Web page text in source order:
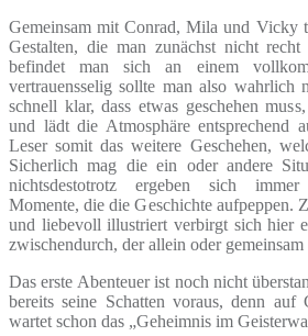
Gemeinsam mit Conrad, Mila und Vicky
Gestalten, die man zunächst nicht
befindet man sich an einem
vertrauensselig sollte man also wahrlich
schnell klar, dass etwas geschehen
und lädt die Atmosphäre entsprechend
Leser somit das weitere Geschehen,
Sicherlich mag die ein oder andere
nichtsdestotrotz ergeben sich immer
Momente, die die Geschichte aufpeppen.
und liebevoll illustriert verbirgt sich hier
zwischendurch, der allein oder
Das erste Abenteuer ist noch nicht
bereits seine Schatten voraus, denn
wartet schon das „Geheimnis im